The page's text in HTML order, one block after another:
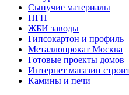
Сыпучие материалы
ПГП
ЖБИ заводы
Гипсокартон и профиль
Металлопрокат Москва
Готовые проекты домов
Интернет магазин
Камины и печи